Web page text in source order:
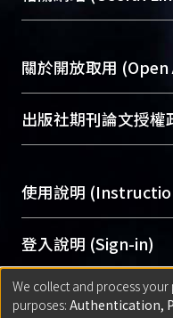
台，成為臺大學術
成果。
To permanently
profiles and
services of “NTU
醫學圖書館學科館員
Sciences Library)
關於開放取用 (Open
開放取用是從使用
動，應用在學術研
用逐年攀升。同時
Archive）平台。 （
出版社期刊論文授
含部分內容的版
助與合作完成，
意提供此授權。
Please represent
original work, and
grant the rights to
使用說明
網站簡介
使用手冊
線上預約服務
登入說明 (Sign-in)
方案一：臺灣大
匯入著作
We collect and process
purposes: Authentication,